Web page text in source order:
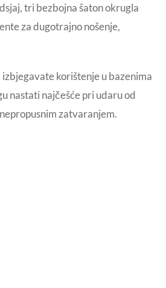
tri bezbojna šaton okrugla
za dugotrajno nošenje,
korištenje u bazenima
nastati najčešće pri udaru od
zatvaranjem.